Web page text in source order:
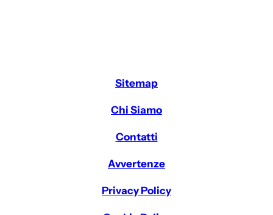
Sitemap
Chi Siamo
Contatti
Avvertenze
Privacy Policy